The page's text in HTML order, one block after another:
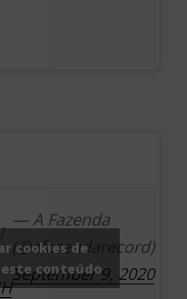
— A Fazenda
(@afazendarecord)
September 9, 2020
cookies de
conteúdo